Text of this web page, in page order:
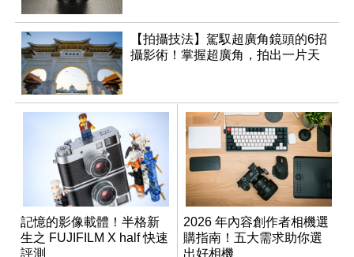
【拍攝技法】駕馭超廣角鏡頭的6招
攝影術！掌握超廣角，拍出一片天
記憶的影像載體！半格新
生之 FUJIFILM X half 快速
評測
2026 年內容創作者相機選
購指南！五大需求助你選
出好相機